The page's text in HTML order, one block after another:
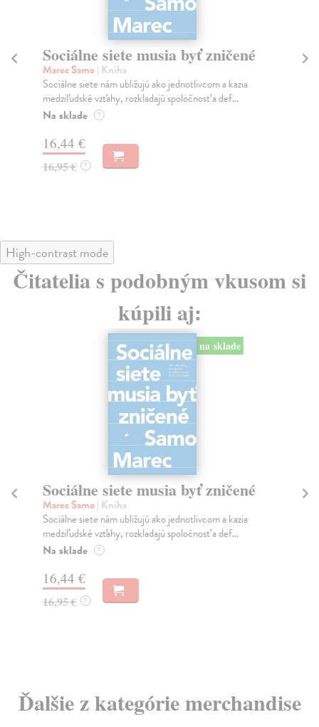
Sociálne siete musia byť zničené
Marec Samo| Kniha
Sociálne siete nám ubližujú ako jednotlivcom a kazia
medziľudské vzťahy, rozkladajú spoločnosť a def...
Na sklade ?
16,44 €
16,95 € ?
High-contrast mode
Čitatelia s podobným vkusom si
kúpili aj:
na sklade
Sociálne siete musia byť zničené
Marec Samo| Kniha
Sociálne siete nám ubližujú ako jednotlivcom a kazia
medziľudské vzťahy, rozkladajú spoločnosť a def...
Na sklade ?
16,44 €
16,95 € ?
Ďalšie z kategórie merchandise